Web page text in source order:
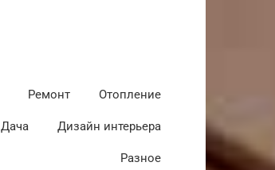
Ремонт Отопление
Дача Дизайн интерьера
Разное